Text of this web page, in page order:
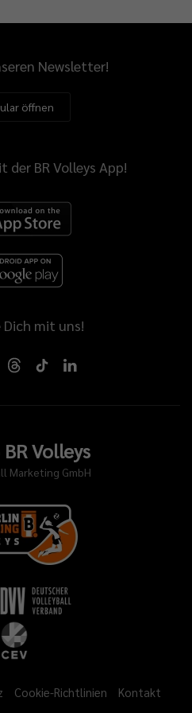
Newsletter!
öffnen
BR Volleys App!
mit uns!
BR Volleys
Marketing GmbH
Cookie-Richtlinien Kontakt